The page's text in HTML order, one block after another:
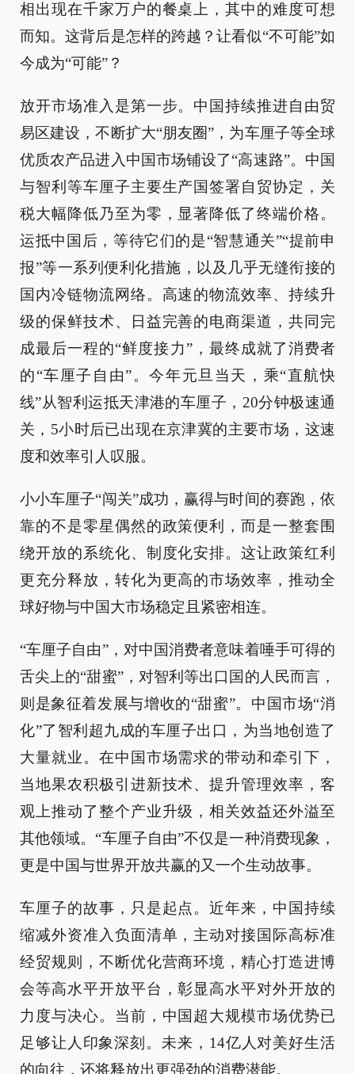
相出现在千家万户的餐桌上，其中的难度可想
而知。这背后是怎样的跨越？让看似“不可能”如
今成为“可能”？
放开市场准入是第一步。中国持续推进自由贸
易区建设，不断扩大“朋友圈”，为车厘子等全球
优质农产品进入中国市场铺设了“高速路”。中国
与智利等车厘子主要生产国签署自贸协定，关
税大幅降低乃至为零，显著降低了终端价格。
运抵中国后，等待它们的是“智慧通关”“提前申
报”等一系列便利化措施，以及几乎无缝衔接的
国内冷链物流网络。高速的物流效率、持续升
级的保鲜技术、日益完善的电商渠道，共同完
成最后一程的“鲜度接力”，最终成就了消费者
的“车厘子自由”。今年元旦当天，乘“直航快
线”从智利运抵天津港的车厘子，20分钟极速通
关，5小时后已出现在京津冀的主要市场，这速
度和效率引人叹服。
小小车厘子“闯关”成功，赢得与时间的赛跑，依
靠的不是零星偶然的政策便利，而是一整套围
绕开放的系统化、制度化安排。这让政策红利
更充分释放，转化为更高的市场效率，推动全
球好物与中国大市场稳定且紧密相连。
“车厘子自由”，对中国消费者意味着唾手可得的
舌尖上的“甜蜜”，对智利等出口国的人民而言，
则是象征着发展与增收的“甜蜜”。中国市场“消
化”了智利超九成的车厘子出口，为当地创造了
大量就业。在中国市场需求的带动和牵引下，
当地果农积极引进新技术、提升管理效率，客
观上推动了整个产业升级，相关效益还外溢至
其他领域。“车厘子自由”不仅是一种消费现象，
更是中国与世界开放共赢的又一个生动故事。
车厘子的故事，只是起点。近年来，中国持续
缩减外资准入负面清单，主动对接国际高标准
经贸规则，不断优化营商环境，精心打造进博
会等高水平开放平台，彰显高水平对外开放的
力度与决心。当前，中国超大规模市场优势已
足够让人印象深刻。未来，14亿人对美好生活
的向往，还将释放出更强劲的消费潜能。